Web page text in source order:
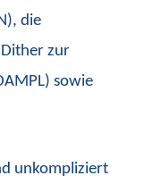
die
zur
sowie
unkompliziert